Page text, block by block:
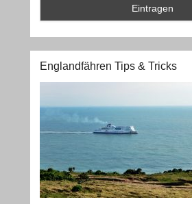
Englandfähren Tips & Tricks